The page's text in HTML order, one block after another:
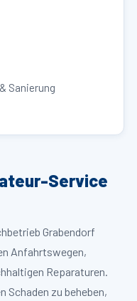
Sanierung
Service
Grabendorf
Anfahrtswegen,
Reparaturen.
Schaden zu beheben,